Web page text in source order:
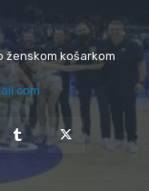
ženskom košarkom